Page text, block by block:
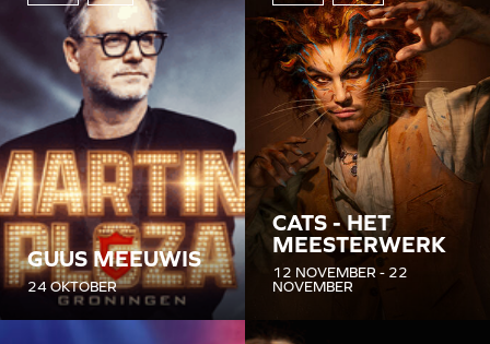
GUUS MEEUWIS
24 OKTOBER
CATS - HET
MEESTERWERK
12 NOVEMBER - 22
NOVEMBER